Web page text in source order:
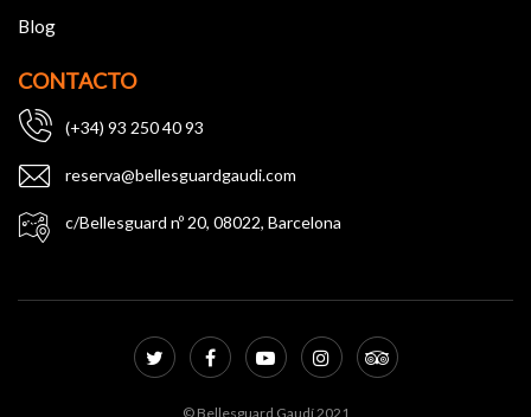
Blog
CONTACTO
(+34) 93 250 40 93
reserva@bellesguardgaudi.com
c/Bellesguard nº 20, 08022, Barcelona
© Bellesguard Gaudí 2021